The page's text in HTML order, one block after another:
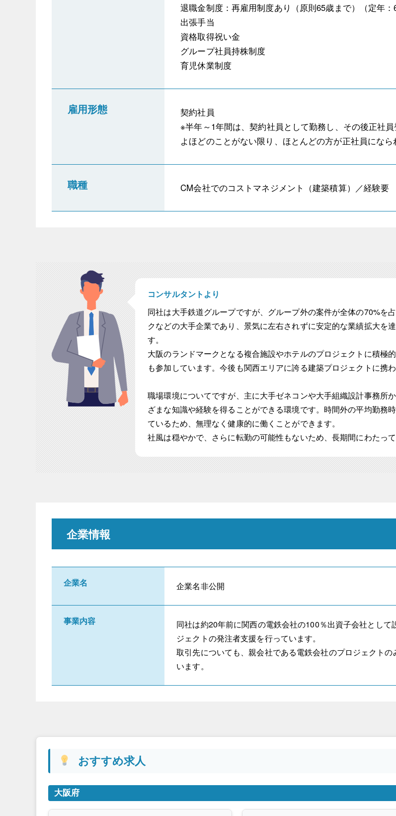
退職金制度：再雇用制度あり（原則65歳まで）（定年：
出張手当
資格取得祝い金
グループ社員持株制度
育児休業制度
雇用形態
契約社員
※半年～1年間は、契約社員として勤務し、その後正社員
よほどのことがない限り、ほとんどの方が正社員になら
職種 CM会社でのコストマネジメント（建築積算）／経験要
コンサルタントより
同社は大手鉄道グループですが、グループ外の案件が全体の70%を
クなどの大手企業であり、景気に左右されずに安定的な業績拡大を
す。
大阪のランドマークとなる複合施設やホテルのプロジェクトに積極
も参加しています。今後も関西エリアに誇る建築プロジェクトに携
職場環境についてですが、主に大手ゼネコンや大手組織設計事務所
ざまな知識や経験を得ることができる環境です。時間外の平均勤務
ているため、無理なく健康的に働くことができます。
社風は穏やかで、さらに転勤の可能性もないため、長期間にわたっ
企業情報
企業名 企業名非公開
事業内容
同社は約20年前に関西の電鉄会社の100％出資子会社とし
ジェクトの発注者支援を行っています。
取引先についても、親会社である電鉄会社のプロジェクト
います。
おすすめ求人
大阪府